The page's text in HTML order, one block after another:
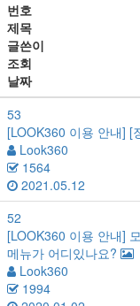
번호
제목
글쓴이
조회
날짜
53
[LOOK360 이용 안내] [
Look360
1564
2021.05.12
52
[LOOK360 이용 안내]
메뉴가 어디있나요?
Look360
1994